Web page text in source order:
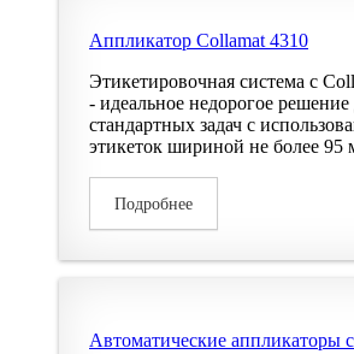
Аппликатор Collamat 4310
Этикетировочная система с
- идеальное недорогое
стандартных задач с
этикеток шириной не более 95
Подробнее
Автоматические аппликаторы